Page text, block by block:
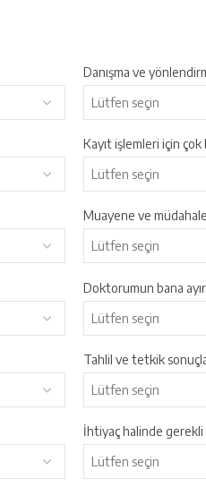
Danışma ve
Kayıt işlemleri için
Muayene ve
Doktorumun bana
Tahlil ve tetkik
İhtiyaç halinde gerekli